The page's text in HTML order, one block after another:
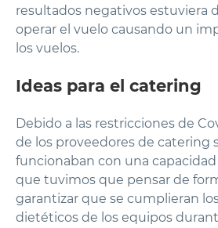
resultados negativos estuviera
operar el vuelo causando un
los vuelos.
Ideas para el catering
Debido a las restricciones de
de los proveedores de catering
funcionaban con una
que tuvimos que pensar de
garantizar que se cumplieran
dietéticos de los equipos